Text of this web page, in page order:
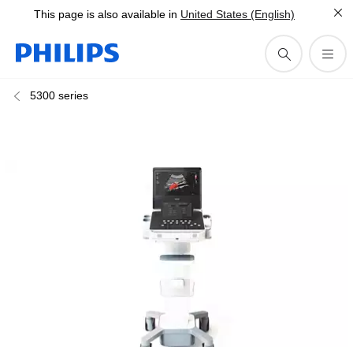
This page is also available in United States (English)
5300 series